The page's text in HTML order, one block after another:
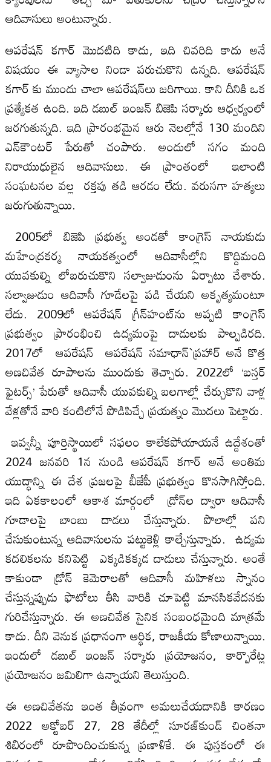
ఆదివాసులు అంటున్నారు.
ఆపరేషన్‌ కగార్‌ మొదటిది కాదు, ఇది చివరిది కాదు అనే
విషయం ఈ వ్యాసాల నిండా పరుచుకొని ఉన్నది. ఆపరేషన్‌
కగార్‌ కు ముందు చాలా ఆపరేషన్‌లు జరిగాయి. కాని దీనికి ఒక
ప్రత్యేకత ఉంది. ఇది డబుల్‌ ఇంజన్‌ బిజెపి సర్కారు ఆధ్వర్యంలో
జరగుతున్నది. ఇది ప్రారంభమైన ఆరు నెలల్లోనే 130 మందిని
ఎన్‌కౌంటర్‌ పేరుతో చంపారు. అందులో సగం మంది
నిరాయుధులైన ఆదివాసులు. ఈ ప్రాంతంలో ఇలాంటి
సంఘటనల వల్ల రక్తపు తడి ఆరడం లేదు. వరుసగా హత్యలు
జరుగుతున్నాయి.
2005లో బిజెపి ప్రభుత్వ అండతో కాంగ్రెస్‌ నాయకుడు
మహేంద్రకర్మ నాయకత్వంలో ఆదివాసీల్లోని కొద్దిమంది
యువకుల్ని లోబరుచుకొని సల్వాజుడుంను ఏర్పాటు చేశారు.
సల్వాజుడుం ఆదివాసీ గూడేలపై పడి చేయని అకృత్యమంటూ
లేదు. 2009లో ఆపరేషన్‌ గ్రీన్‌హంట్‌ను అప్పటి కాంగ్రెస్‌
ప్రభుత్వం ప్రారంభించి ఉద్యమంపై దాడులకు పాల్పడిరది.
2017లో ఆపరేషన్‌ ఆపరేషన్‌ సమాధాన్‌`ప్రహార్‌ అనే కొత్త
అణచివేత రూపాలను ముందుకు తెచ్చారు. 2022లో ‘బస్తర్‌
ఫైటర్స్‌’ పేరుతో ఆదివాసీ యువకుల్ని బలగాల్లో చేర్చుకొని వాళ్ల
వేళ్లతోనే వారి కంటిలోనే పొడిపిచ్చే ప్రయత్నం మొదలు పెట్టారు.
ఇవ్వన్నీ పూర్తిస్థాయిలో సఫలం కాలేకపోయాయనే ఉద్దేశంతో
2024 జనవరి 1న నుండి ఆపరేషన్‌ కగార్‌ అనే అంతిమ
యుద్ధాన్ని ఈ దేశ ప్రజలపై బీజేపీ ప్రభుత్వం కొనసాగిస్తోంది.
ఇది ఏకకాలంలో ఆకాశ మార్గంలో డ్రోన్‌ల ద్వారా ఆదివాసీ
గూడాలపై బాంబు దాడలు చేస్తున్నారు. పొలాల్లో పని
చేసుకుంటున్న ఆదివాసులను పట్టుకెళ్లి కాల్చేస్తున్నారు. ఉద్యమ
కదలికలను కనిపెట్టి ఎక్కడికక్కడ దాడులు చేస్తున్నారు. అంతే
కాకుండా డ్రోన్‌ కెమెరాలతో ఆదివాసీ మహిళలు స్నానం
చేస్తున్నప్పుడు ఫొటోలు తీసి వారికి చూపెట్టి మానసికవేదనకు
గురిచేస్తున్నారు. ఈ అణచివేత సైనిక సంబంధమైంది మాత్రమే
కాదు. దీని వెనుక ప్రధానంగా ఆర్థిక, రాజకీయ కోణాలున్నాయి.
ఇందులో డబుల్‌ ఇంజన్‌ సర్కారు ప్రయోజనం, కార్పొరేట్ల
ప్రయోజనం జమిలిగా ఉన్నాయని తెలుస్తుంది.
ఈ అణచివేతను ఇంత తీవ్రంగా అమలుచేయడానికి కారణం
2022 అక్టోబర్‌ 27, 28 తేదీల్లో సూరజ్‌కుండ్‌ చింతనా
శిబిరంలో రూపొందించుకున్న ప్రణాళికే. ఈ పుస్తకంలో ఈ